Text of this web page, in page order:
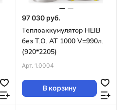
97 030 руб.
Теплоаккумулятор HEIB
без Т.О. AT 1000 V=990л.
(920*2205)
Арт. 1.0004
В корзину